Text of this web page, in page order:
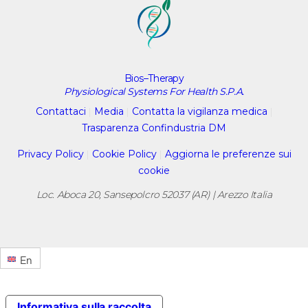
Bios–Therapy
Physiological Systems For Health S.P.A.
Contattaci
Media Contatta la vigilanza medica
Trasparenza Confindustria DM
Privacy Policy| Cookie Policy| Aggiorna le preferenze sui
cookie
Loc. Aboca 20, Sansepolcro 52037 (AR) | Arezzo Italia
En